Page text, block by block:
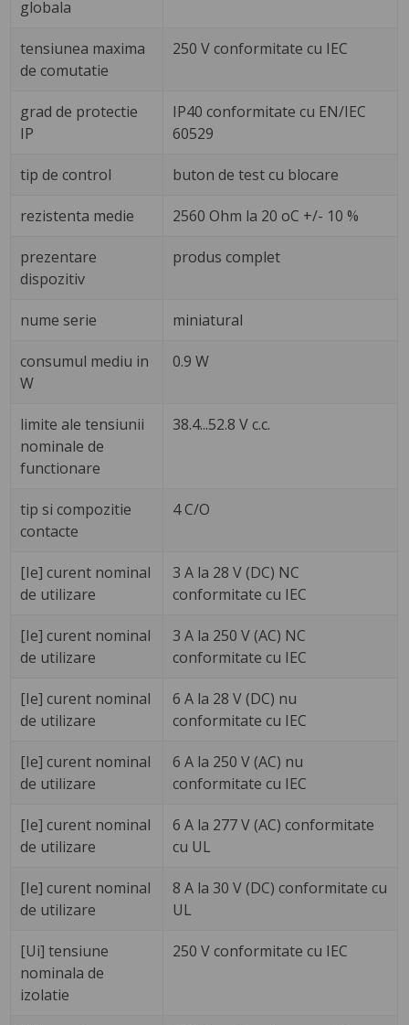
globala
tensiunea maxima
de comutatie
250 V conformitate cu IEC
grad de protectie
IP
IP40 conformitate cu EN/IEC
60529
tip de control buton de test cu blocare
rezistenta medie 2560 Ohm la 20 oC +/- 10 %
prezentare
dispozitiv
produs complet
nume serie miniatural
consumul mediu in
W
0.9 W
limite ale tensiunii
nominale de
functionare
38.4...52.8 V c.c.
tip si compozitie
contacte
4 C/O
[Ie] curent nominal
de utilizare
3 A la 28 V (DC) NC
conformitate cu IEC
[Ie] curent nominal
de utilizare
3 A la 250 V (AC) NC
conformitate cu IEC
[Ie] curent nominal
de utilizare
6 A la 28 V (DC) nu
conformitate cu IEC
[Ie] curent nominal
de utilizare
6 A la 250 V (AC) nu
conformitate cu IEC
[Ie] curent nominal
de utilizare
6 A la 277 V (AC) conformitate
cu UL
[Ie] curent nominal
de utilizare
8 A la 30 V (DC) conformitate cu
UL
[Ui] tensiune
nominala de
izolatie
250 V conformitate cu IEC